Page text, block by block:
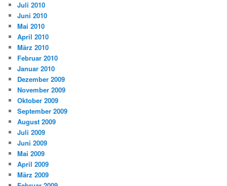
Juli 2010
Juni 2010
Mai 2010
April 2010
März 2010
Februar 2010
Januar 2010
Dezember 2009
November 2009
Oktober 2009
September 2009
August 2009
Juli 2009
Juni 2009
Mai 2009
April 2009
März 2009